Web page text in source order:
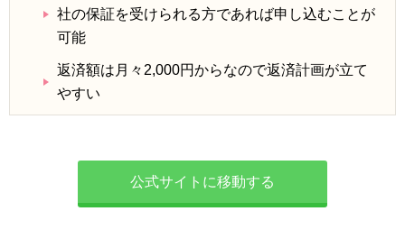
社の保証を受けられる方であれば申し込むことが
可能
返済額は月々2,000円からなので返済計画が立て
やすい
公式サイトに移動する